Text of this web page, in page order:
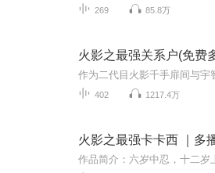
269 85.8万
火影之最强关系户(免费
402 1217.4万